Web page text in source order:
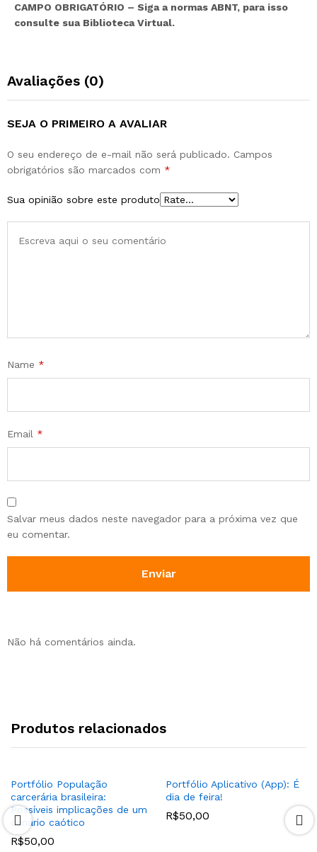
CAMPO OBRIGATÓRIO – Siga a normas ABNT, para isso
consulte sua Biblioteca Virtual.
Avaliações (0)
SEJA O PRIMEIRO A AVALIAR
O seu endereço de e-mail não será publicado. Campos
obrigatórios são marcados com *
Sua opinião sobre este produto
Name *
Email *
Salvar meus dados neste navegador para a próxima vez que
eu comentar.
Não há comentários ainda.
Produtos relacionados
Portfólio População
carcerária brasileira:
Possíveis implicações de um
cenário caótico
R$50,00
Portfólio Aplicativo (App): É
dia de feira!
R$50,00